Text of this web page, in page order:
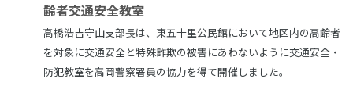
齢者交通安全教室
高橋浩吉守山支部長は、東五十里公民館において地区内の高齢者
を対象に交通安全と特殊詐欺の被害にあわないように交通安全・
防犯教室を高岡警察署員の協力を得て開催しました。